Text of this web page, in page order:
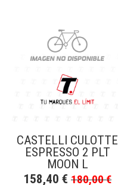
CASTELLI CULOTTE
ESPRESSO 2 PLT
MOON L
158,40 € 180,00€